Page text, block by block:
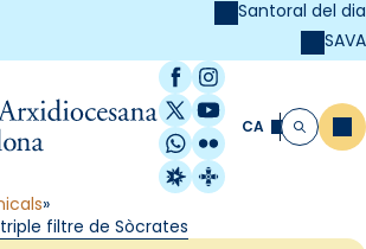
Santoral del dia
SAVA
Facebook
Instagram
X / Twitter
YouTube
WhatsApp
Flickr
Radio Estel
Catalunya
CA Cerca
filtre de Sòcrates